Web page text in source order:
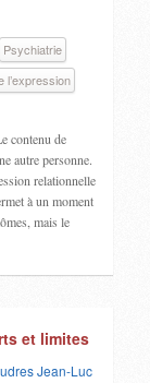
Psychiatrie
l’expression
contenu de
autre personne.
relationnelle
à un moment
mais le
et limites
Jean-Luc